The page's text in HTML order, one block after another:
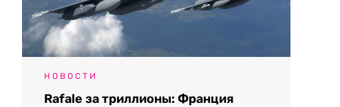
НОВОСТИ
Rafale за триллионы: Франция